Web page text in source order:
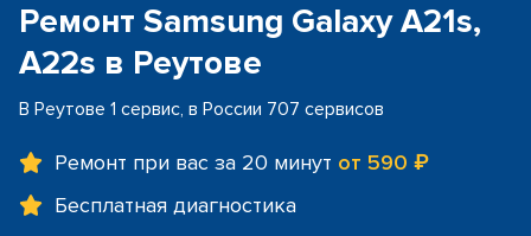
Ремонт Samsung Galaxy A21s,
A22s в Реутове
В Реутове 1 сервис, в России 707 сервисов
Ремонт при вас за 20 минут от 590 ₽
Бесплатная диагностика